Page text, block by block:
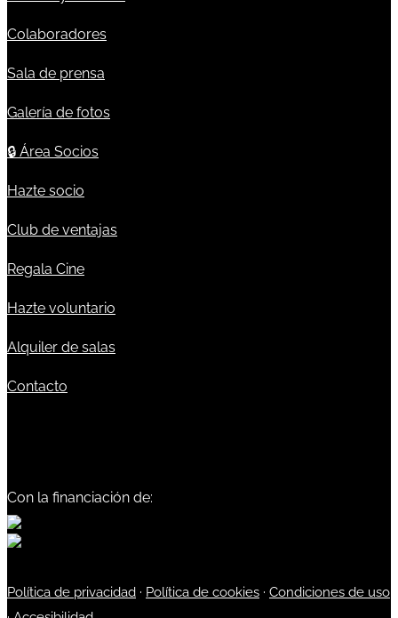
Colaboradores
Sala de prensa
Galería de fotos
🔒 Área Socios
Hazte socio
Club de ventajas
Regala Cine
Hazte voluntario
Alquiler de salas
Contacto
Con la financiación de:
Política de privacidad · Política de cookies · Condiciones de uso